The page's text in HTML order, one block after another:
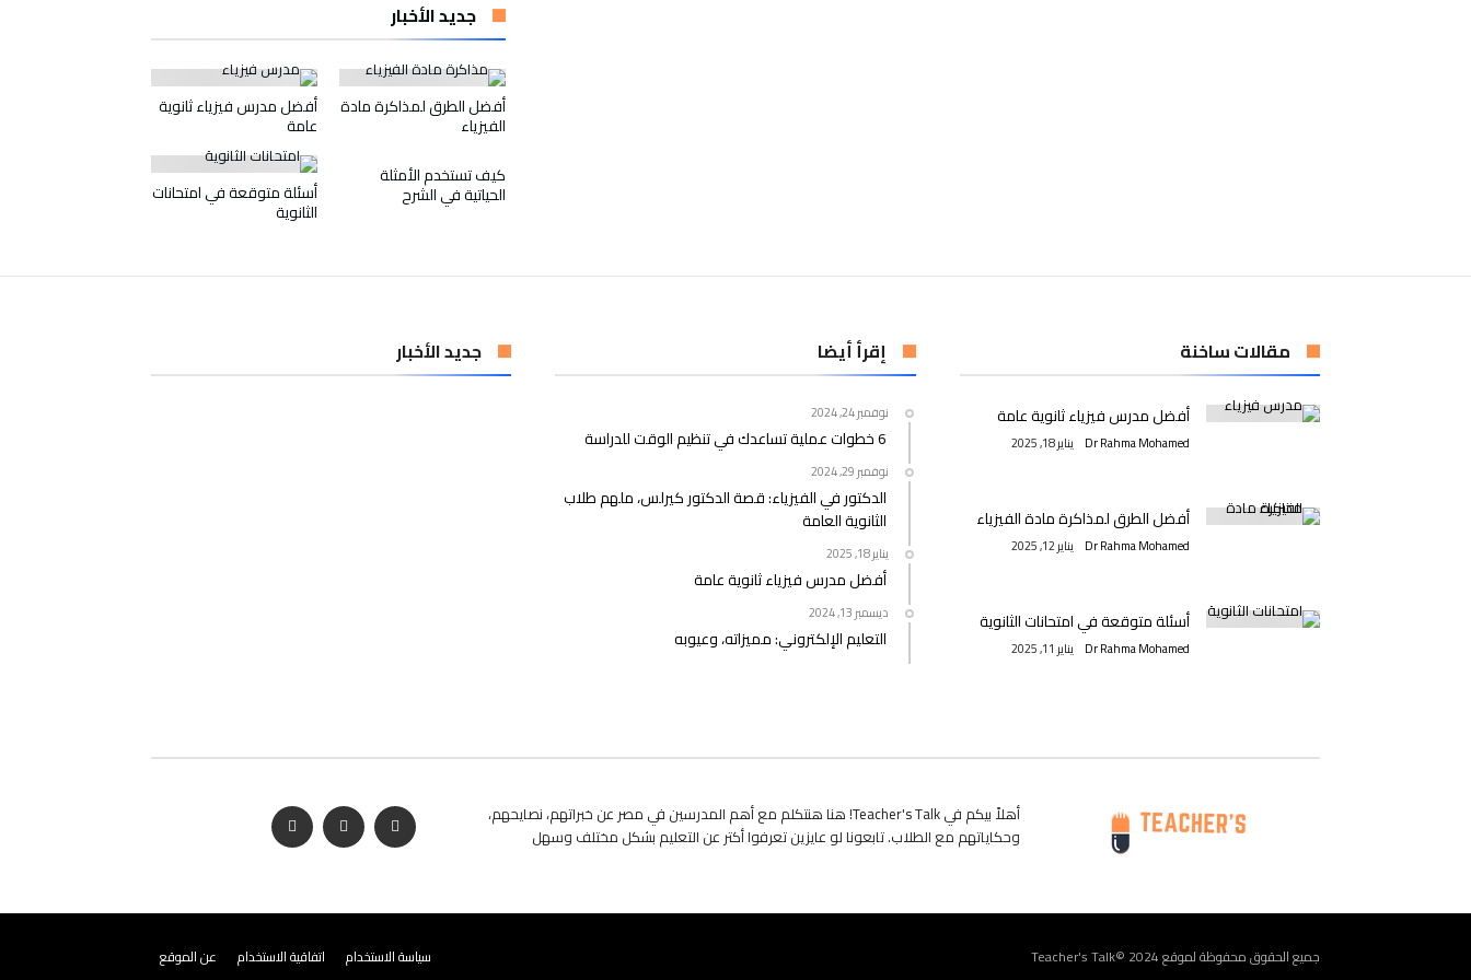
جديد الأخبار
أفضل مدرس فيزياء ثانوية
عامة
أفضل الطرق لمذاكرة مادة
الفيزياء
أسئلة متوقعة في امتحانات
الثانوية
كيف تستخدم الأمثلة
الحياتية في الشرح
مقالات ساخنة
أفضل مدرس فيزياء ثانوية عامة
Dr Rahma Mohamed يناير 18, 2025
أفضل الطرق لمذاكرة مادة الفيزياء
Dr Rahma Mohamed يناير 12, 2025
أسئلة متوقعة في امتحانات الثانوية
Dr Rahma Mohamed يناير 11, 2025
إقرأ أيضا
نوفمبر 24, 2024
6 خطوات عملية تساعدك في تنظيم الوقت للدراسة
نوفمبر 29, 2024
الدكتور في الفيزياء: قصة الدكتور كيرلس، ملهم طلاب
الثانوية العامة
يناير 18, 2025
أفضل مدرس فيزياء ثانوية عامة
ديسمبر 13, 2024
التعليم الإلكتروني: مميزاته، وعيوبه
جديد الأخبار
أهلاً بيكم في Teacher's Talk! هنا هنتكلم مع أهم المدرسين في مصر عن خبراتهم، نصايحهم،
وحكاياتهم مع الطلاب. تابعونا لو عايزين تعرفوا أكتر عن التعليم بشكل مختلف وسهل
جميع الحقوق محفوظة لموقع Teacher's Talk© 2024 سياسة الاستخدام اتفاقية الاستخدام عن الموقع